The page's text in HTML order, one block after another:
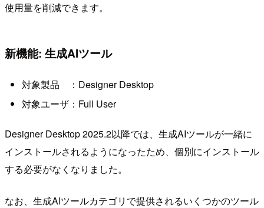
使用量を削減できます。
新機能: 生成AIツール
対象製品 ：Designer Desktop
対象ユーザ：Full User
Designer Desktop 2025.2以降では、生成AIツールが一緒に
インストールされるようになったため、個別にインストール
する必要がなくなりました。
なお、生成AIツールカテゴリで提供されるいくつかのツール